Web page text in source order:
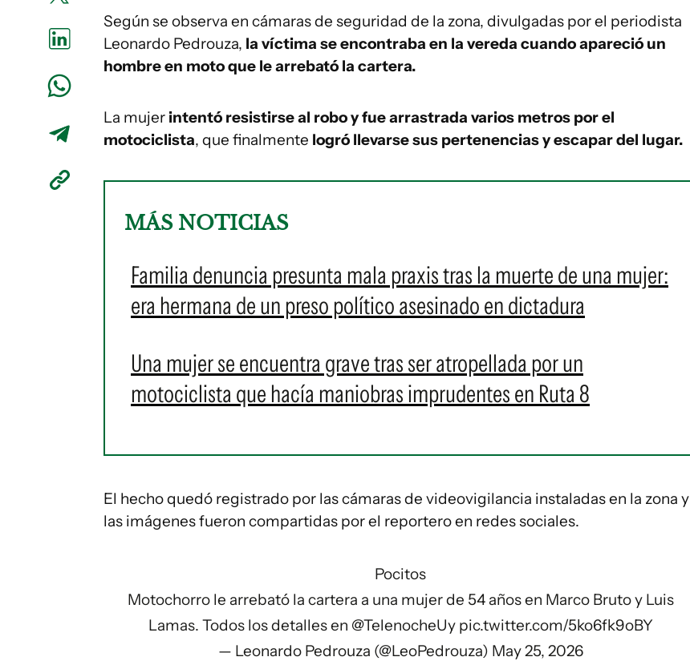
Según se observa en cámaras de seguridad de la zona, divulgadas por el periodista
Leonardo Pedrouza, la víctima se encontraba en la vereda cuando apareció un
hombre en moto que le arrebató la cartera.
La mujer intentó resistirse al robo y fue arrastrada varios metros por el
motociclista, que finalmente logró llevarse sus pertenencias y escapar del lugar.
MÁS NOTICIAS
Familia denuncia presunta mala praxis tras la muerte de una mujer:
era hermana de un preso político asesinado en dictadura
Una mujer se encuentra grave tras ser atropellada por un
motociclista que hacía maniobras imprudentes en Ruta 8
El hecho quedó registrado por las cámaras de videovigilancia instaladas en la zona y
las imágenes fueron compartidas por el reportero en redes sociales.
Pocitos
Motochorro le arrebató la cartera a una mujer de 54 años en Marco Bruto y Luis
Lamas. Todos los detalles en @TelenocheUy pic.twitter.com/5ko6fk9oBY
— Leonardo Pedrouza (@LeoPedrouza) May 25, 2026